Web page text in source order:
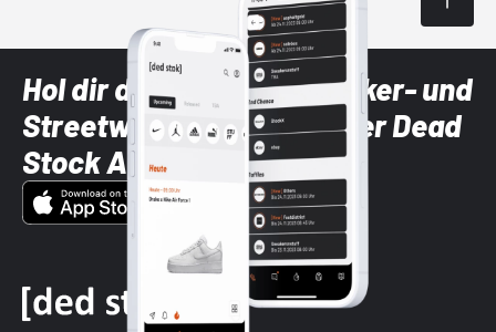
Hol dir die neuesten Sneaker- und
Streetwear-Brands mit der Dead
Stock App